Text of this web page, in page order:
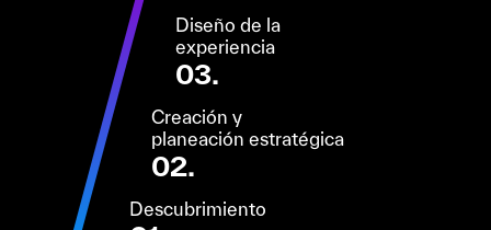
Diseño de la
experiencia
03.
Creación y
planeación estratégica
02.
Descubrimiento